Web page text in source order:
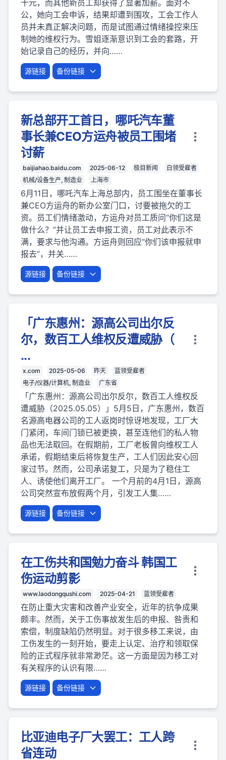
十元，而其他新员工却获得了显著加薪。面对不
公，她向工会申诉，结果却遭到围攻，工会工作人
员并未真正解决问题，而是试图通过情绪操控来压
制她的维权行为。雪姐逐渐意识到工会的套路，开
始记录自己的经历，并向……
源链接 备份链接
新总部开工首日，哪吒汽车董
事长兼CEO方运舟被员工围堵
讨薪
baijiahao.baidu.com 2025-06-12 极目新闻
白领受雇者
机械/设备生产, 制造业
上海市
6月11日，哪吒汽车上海总部内，员工围坐在董事长
兼CEO方运舟的新办公室门口，讨要被拖欠的工
资。员工们情绪激动，方运舟对员工质问“你们这是
做什么？”并让员工去申报工资，员工对此表示不
满，要求与他沟通。方运舟则回应“你们该申报就申
报去”，并关……
源链接 备份链接
「广东惠州：源高公司出尔反
尔，数百工人维权反遭威胁（
...
x.com 2025-05-06 昨天
蓝领受雇者
电子/仪器/计算机, 制造业
广东省
「广东惠州：源高公司出尔反尔，数百工人维权反
遭威胁（2025.05.05）」5月5日，广东惠州，数百
名源高电器公司的工人返岗时惊讶地发现，工厂大
门紧闭，车间门锁已被更换，甚至连他们的私人物
品也无法取回。在假期前，工厂老板曾向维权工人
承诺，假期结束后将恢复生产，工人们因此安心回
家过节。然而，公司承诺复工，只是为了稳住工
人、诱使他们离开工厂。 一个月前的4月1日，源高
公司突然宣布放假两个月，引发工人集……
源链接 备份链接
在工伤共和国勉力奋斗 韩国工
伤运动剪影
www.laodongqushi.com 2025-04-21 蓝领受雇者
在防止重大灾害和改善产业安全，近年的抗争成果
颇丰。然而，关于工伤事故发生后的申报、咎责和
索偿，制度缺陷仍然明显。对于很多移工来说，由
工伤发生的一刻开始，要走上认定、治疗和领取保
险的正式程序就非常渺茫。这一方面是因为移工对
有关程序的认识有限……
源链接 备份链接
比亚迪电子厂大罢工：工人跨
省连动